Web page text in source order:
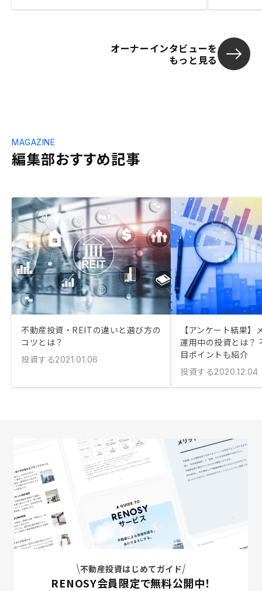
オーナーインタビューを
もっと見る
編集部おすすめ記事
MAGAZINE
不動産投資・REITの違いと選び方の
コツとは？
投資する2021.01.06
【アンケート結果】
運用中の投資とは？
目ポイントも紹介
投資する2020.12.04
不動産投資はじめてガイド
RENOSY会員限定で無料公開中！